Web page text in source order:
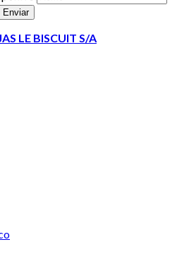
Enviar
LE BISCUIT S/A